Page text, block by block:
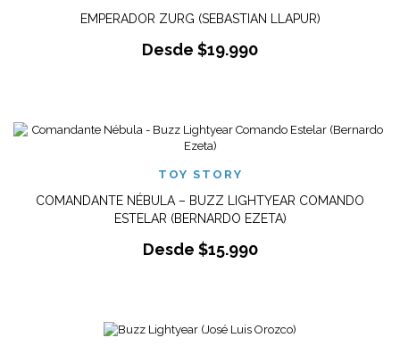
EMPERADOR ZURG (SEBASTIAN LLAPUR)
Desde $19.990
TOY STORY
COMANDANTE NÉBULA – BUZZ LIGHTYEAR COMANDO
ESTELAR (BERNARDO EZETA)
Desde $15.990